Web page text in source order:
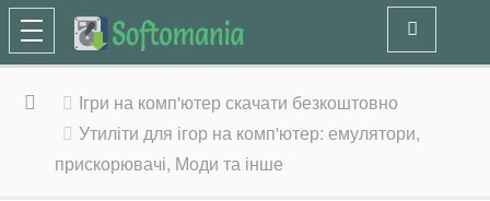
Ігри на комп'ютер скачати безкоштовно
Утиліти для ігор на комп'ютер: емулятори,
прискорювачі, Моди та інше